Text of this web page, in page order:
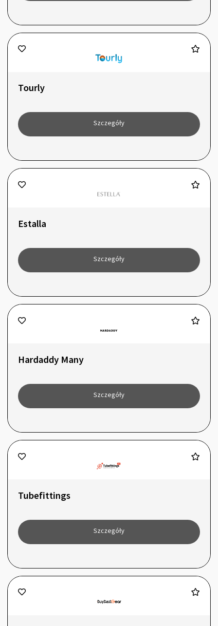
Tourly
Szczegóły
Estalla
Szczegóły
Hardaddy Many
Szczegóły
Tubefittings
Szczegóły